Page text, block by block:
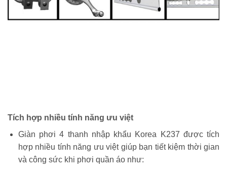
Tích hợp nhiều tính năng ưu việt
Giàn phơi 4 thanh nhập khẩu Korea K237 được tích
hợp nhiều tính năng ưu việt giúp bạn tiết kiệm thời gian
và công sức khi phơi quần áo như: